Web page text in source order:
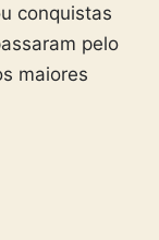
conquistas
pelo
maiores